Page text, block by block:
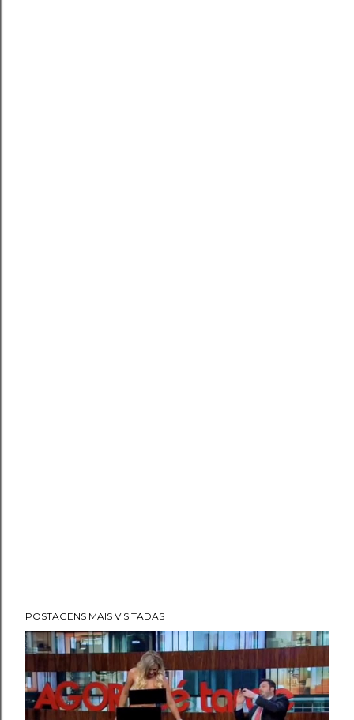
POSTAGENS MAIS VISITADAS